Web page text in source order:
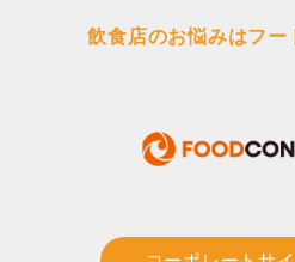
飲食店のお悩みはフー